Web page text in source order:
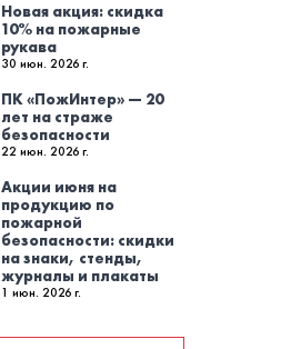
Новая акция: скидка
10% на пожарные
рукава
30 июн. 2026 г.
ПК «ПожИнтер» — 20
лет на страже
безопасности
22 июн. 2026 г.
Акции июня на
продукцию по
пожарной
безопасности: скидки
на знаки, стенды,
журналы и плакаты
1 июн. 2026 г.